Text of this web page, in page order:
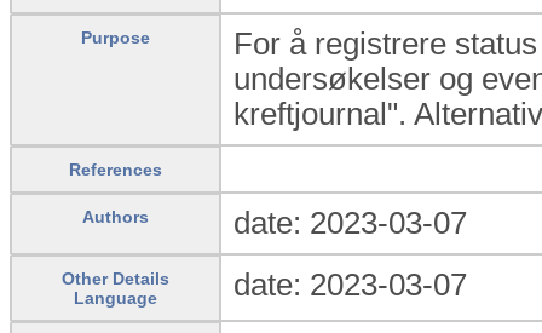
Purpose
For å registrere
undersøkelser og
kreftjournal".
References
Authors date: 2023-03-07
Other Details
Language
date: 2023-03-07